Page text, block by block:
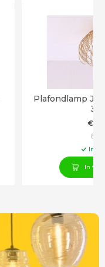
Plafondlamp
€
In
In